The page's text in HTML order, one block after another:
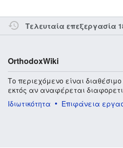
Τελευταία επεξεργασία
OrthodoxWiki
Το περιεχόμενο είναι
εκτός αν αναφέρεται
Ιδιωτικότητα
Επιφάνεια